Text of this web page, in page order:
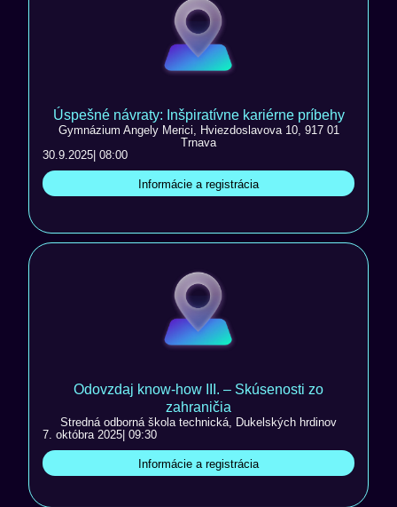
Úspešné návraty: Inšpiratívne kariérne príbehy
Gymnázium Angely Merici, Hviezdoslavova 10, 917 01
Trnava
30.9.2025 | 08:00
Informácie a registrácia
Odovzdaj know-how III. – Skúsenosti zo
zahraničia
Stredná odborná škola technická, Dukelských hrdinov
7. októbra 2025 | 09:30
Informácie a registrácia